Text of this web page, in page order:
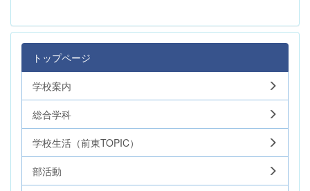
トップページ
学校案内
総合学科
学校生活（前東TOPIC）
部活動